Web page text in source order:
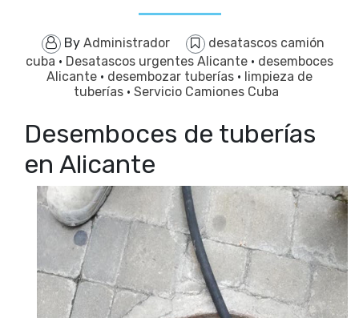
By Administrador
desatascos camión
cuba · Desatascos urgentes Alicante · desemboces
Alicante · desembozar tuberías · limpieza de
tuberías · Servicio Camiones Cuba
Desemboces de tuberías
en Alicante